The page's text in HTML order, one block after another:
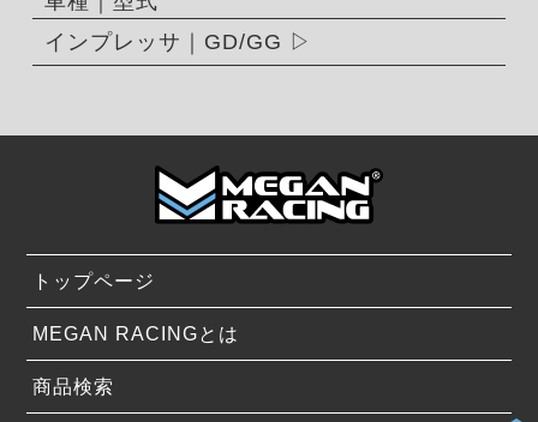
インプレッサ｜GD/GG
トップページ
MEGAN RACINGとは
商品検索